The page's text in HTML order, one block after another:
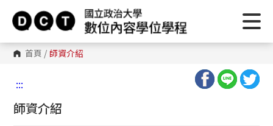
首頁 / 師資介紹
:::
師資介紹